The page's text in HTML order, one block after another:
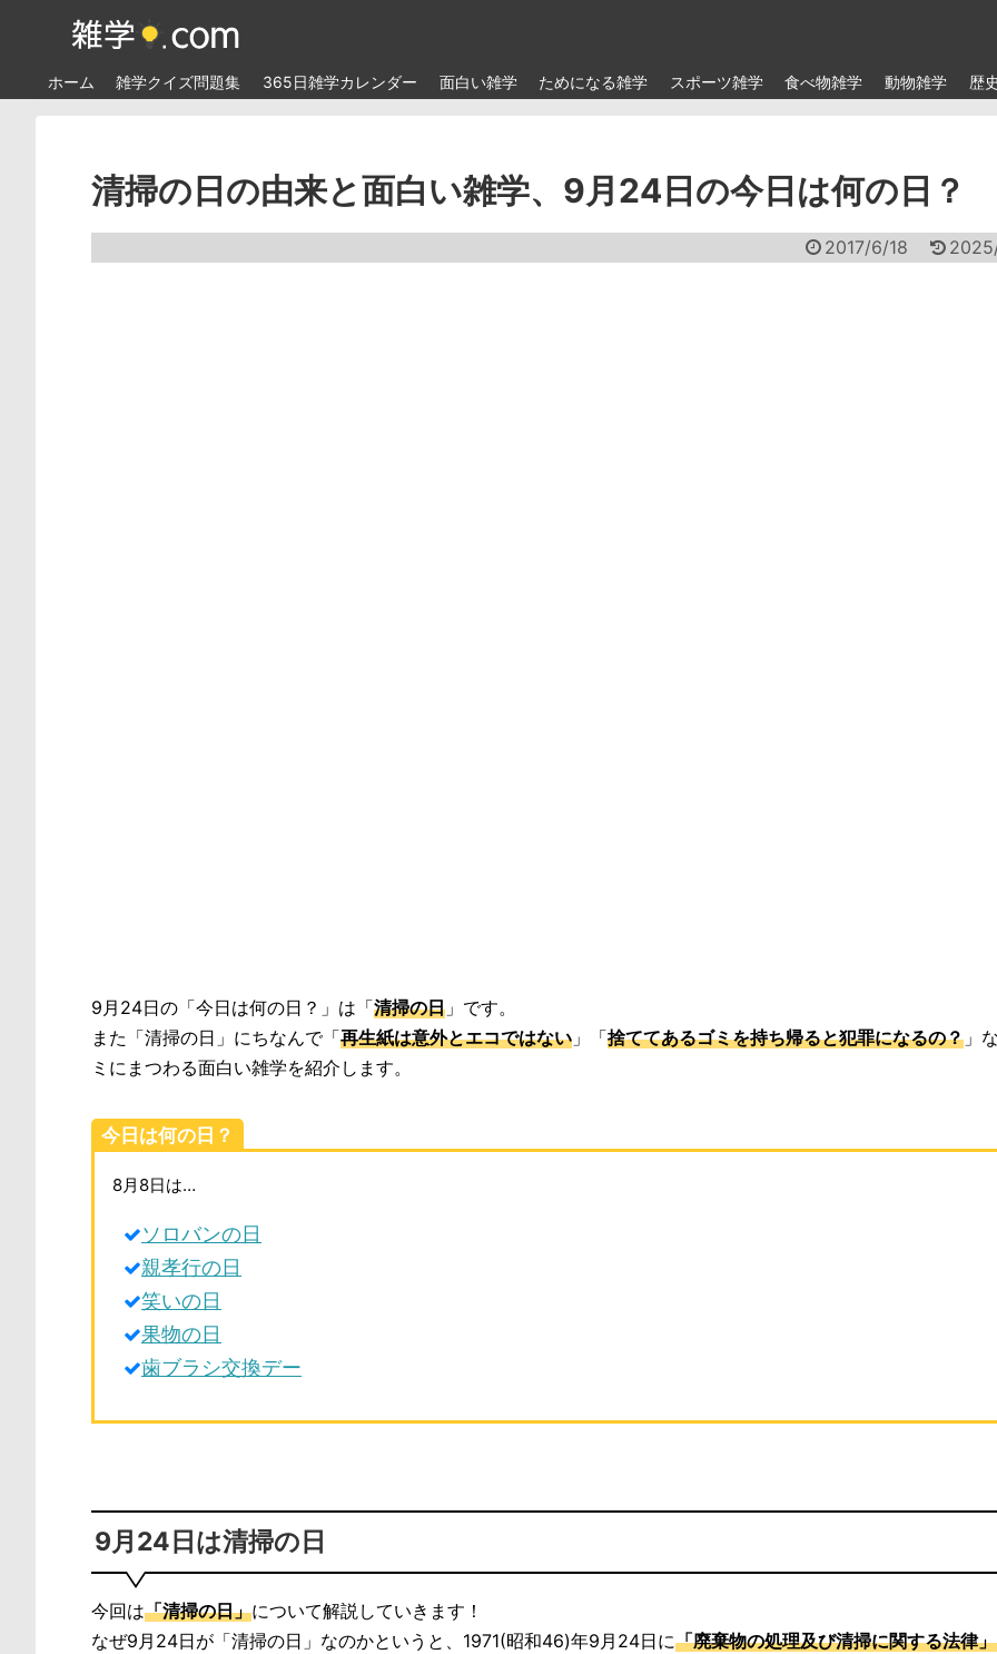
ホーム 雑学クイズ問題集 365日雑学カレンダー 面白い雑学 ためになる雑学 スポーツ雑学 食べ物雑学 動物雑学 歴
清掃の日の由来と面白い雑学、9月24日の今日は何の日？
2017/6/18
9月24日の「今日は何の日？」は「清掃の日 」です。
また「清掃の日」にちなんで「再生紙は意外とエコではない 」「捨ててあるゴミを持ち帰ると犯罪になるの？ 」
ミにまつわる面白い雑学を紹介します。
今日は何の日？
8月8日は…
ソロバンの日
親孝行の日
笑いの日
果物の日
歯ブラシ交換デー
9月24日は清掃の日
今回は「清掃の日」について解説していきます！
なぜ9月24日が「清掃の日」なのかというと、1971(昭和46)年9月24日に「廃棄物の処理及び清掃に関する法律